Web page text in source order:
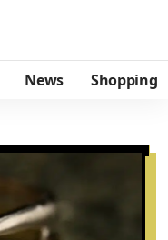
News Shopping